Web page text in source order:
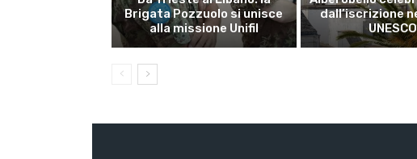
Brigata Pozzuolo si unisce
alla missione Unifil
dall’iscrizione
UNESCO